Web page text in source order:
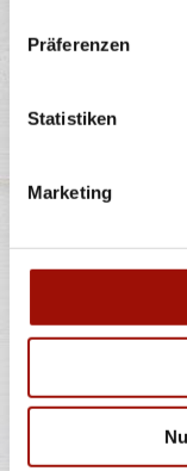
Präferenzen
Statistiken
Marketing
Spaghetti oder
Gran Moravia